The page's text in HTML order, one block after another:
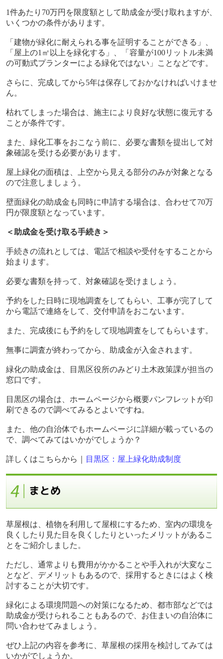
1件あたり 70万円を限度額として助成金が受け取れますが、
いくつかの条件があります。
「建物が緑化に耐えられる事を証明することができる」、
「屋上の1㎡ 以上を緑化する」、「容量が100リットル未満
の可動式プランターによる緑化ではない」ことなどです。
さらに、完成してから5年は保存しておかなければいけませ
ん。
枯れてしまった場合は、施主により良好な状態に復元する
ことが条件です。
また、緑化工事をおこなう前に、必要な書類を提出して対
象確認を受ける必要があります。
屋上緑化の面積は、上空から見える部分のみが対象となる
ので注意しましょう。
壁面緑化の助成金も同時に申請する場合は、合わせて70万
円が限度額となっています。
＜助成金を受け取る手続き＞
手続きの流れとしては、電話で相談や受付をすることから
始まります。
必要な書類を持って、対象確認を受けましょう。
予約をした日時に現地調査をしてもらい、 工事が完了して
から電話で連絡をして、交付申請をおこないます。
また、完成後にも予約をして現地調査をしてもらいます。
無事に調査が終わってから、助成金が入金されます。
緑化の助成金は、目黒区役所のみどり土木政策課が担当の
窓口です。
目黒区の場合は、ホームページから概要パンフレットが印
刷できるので調べてみるとよいですね。
また、他の自治体でもホームページに詳細が載っているの
で、調べてみてはいかがでしょうか？
詳しくはこちらから｜ 目黒区：屋上緑化助成制度
草屋根は、植物を利用して屋根にするため、室内の環境を
良くしたり見た目を良くしたりといったメリットがあるこ
とをご紹介しました。
ただし、通常よりも費用がかかることや手入れが大変なこ
となど、デメリットもあるので、採用するときにはよく検
討することが大切です。
緑化による環境問題への対策になるため、都市部などでは
助成金が受けられることもあるので、お住まいの自治体に
問い合わせてみましょう。
ぜひ上記の内容を参考に、草屋根の採用を検討してみては
いかがでしょうか。